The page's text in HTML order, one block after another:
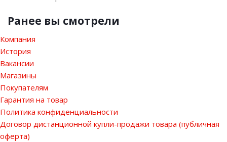
Ранее вы смотрели
Компания
История
Вакансии
Магазины
Покупателям
Гарантия на товар
Политика конфиденциальности
Договор дистанционной купли-продажи товара (публичная
оферта)